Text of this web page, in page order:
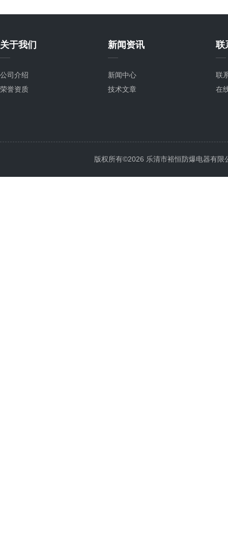
关于我们
公司介绍
荣誉资质
新闻资讯
新闻中心
技术文章
联
联
在
版权所有©2026 乐清市裕恒防爆电器有